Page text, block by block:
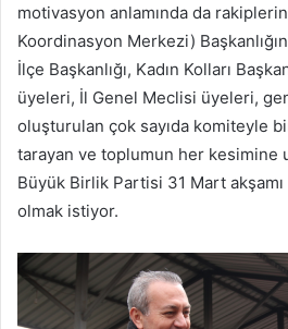
motivasyon anlamında da
Koordinasyon Merkezi)
İlçe Başkanlığı, Kadın Kolları
üyeleri, İl Genel Meclisi üyeleri,
oluşturulan çok sayıda komiteyle
tarayan ve toplumun her kesimine
Büyük Birlik Partisi 31 Mart
olmak istiyor.